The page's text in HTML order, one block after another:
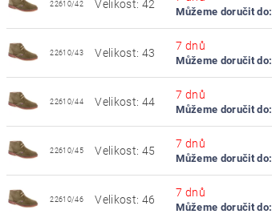
22610/42 Velikost: 42
Můžeme doručit do:
22610/43 Velikost: 43
7 dnů
Můžeme doručit do:
22610/44 Velikost: 44
7 dnů
Můžeme doručit do:
22610/45 Velikost: 45
7 dnů
Můžeme doručit do:
22610/46 Velikost: 46
7 dnů
Můžeme doručit do: